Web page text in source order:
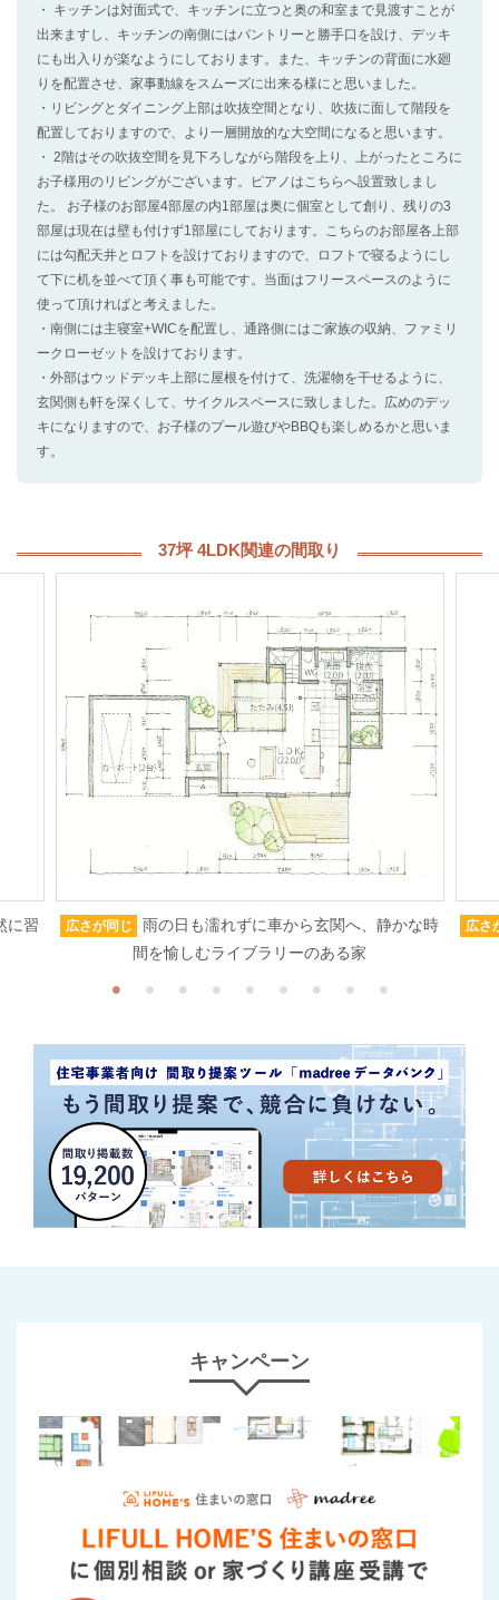
・ キッチンは対面式で、キッチンに立つと奥の和室まで見渡すことが
出来ますし、キッチンの南側にはパントリーと勝手口を設け、デッキ
にも出入りが楽なようにしております。また、キッチンの背面に水廻
りを配置させ、家事動線をスムーズに出来る様にと思いました。
・リビングとダイニング上部は吹抜空間となり、吹抜に面して階段を
配置しておりますので、より一層開放的な大空間になると思います。
・ 2階はその吹抜空間を見下ろしながら階段を上り、上がったところに
お子様用のリビングがございます。ピアノはこちらへ設置致しまし
た。 お子様のお部屋4部屋の内1部屋は奥に個室として創り、残りの3
部屋は現在は壁も付けず1部屋にしております。こちらのお部屋各上部
には勾配天井とロフトを設けておりますので、ロフトで寝るようにし
て下に机を並べて頂く事も可能です。当面はフリースペースのように
使って頂ければと考えました。
・南側には主寝室+WICを配置し、通路側にはご家族の収納、ファミリ
ークローゼットを設けております。
・外部はウッドデッキ上部に屋根を付けて、洗濯物を干せるように、
玄関側も軒を深くして、サイクルスペースに致しました。広めのデッ
キになりますので、お子様のプール遊びやBBQも楽しめるかと思いま
す。
37坪 4LDK関連の間取り
に習 広さが同じ
雨の日も濡れずに車から玄関へ、静かな時
間を愉しむライブラリーのある家
広さ
キャンペーン